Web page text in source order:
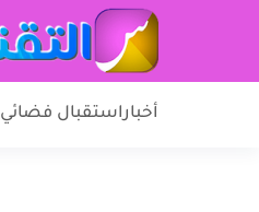
أخباراستقبال فضائي